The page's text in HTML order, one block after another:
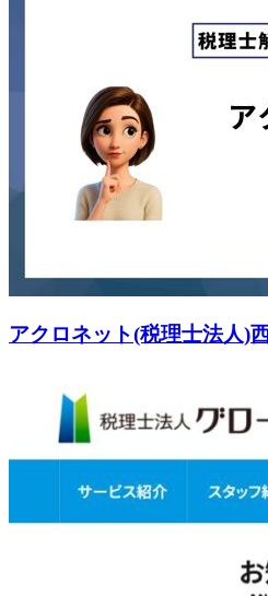
アクロネット(税理士法人)